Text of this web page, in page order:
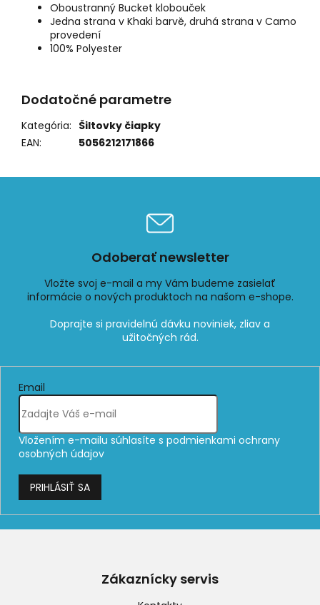
Oboustranný Bucket klobouček
Jedna strana v Khaki barvě, druhá strana v Camo
provedení
100% Polyester
Dodatočné parametre
Kategória: Šiltovky čiapky
EAN: 5056212171866
Odoberať newsletter
Vložte svoj e-mail a my Vám budeme zasielať
informácie o nových produktoch na našom e-shope.
Email
Vložením e-mailu súhlasíte s podmienkami ochrany
osobných údajov
PRIHLÁSIŤ SA
Zákaznícky servis